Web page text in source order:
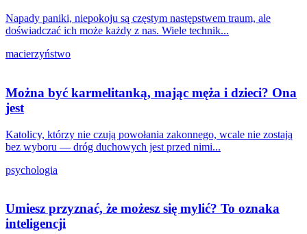
Napady paniki, niepokoju są częstym następstwem traum, ale
doświadczać ich może każdy z nas. Wiele technik...
macierzyństwo
Można być karmelitanką, mając męża i dzieci? Ona
jest
Katolicy, którzy nie czują powołania zakonnego, wcale nie zostają
bez wyboru — dróg duchowych jest przed nimi...
psychologia
Umiesz przyznać, że możesz się mylić? To oznaka
inteligencji